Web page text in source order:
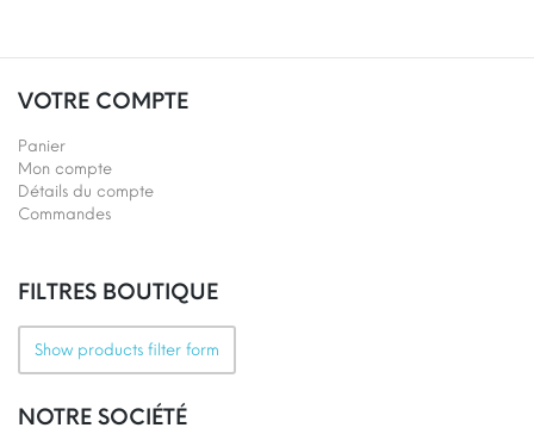
VOTRE COMPTE
Panier
Mon compte
Détails du compte
Commandes
FILTRES BOUTIQUE
Show products filter form
NOTRE SOCIÉTÉ